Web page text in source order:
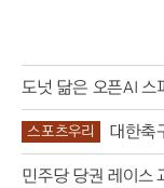
도넛 닮은 오픈AI 스
스포츠우리
대한축
‘폭발’
민주당 당권 레이스